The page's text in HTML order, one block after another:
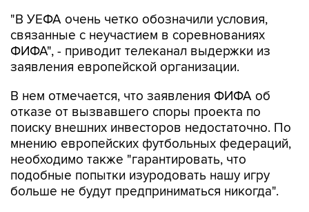
"В УЕФА очень четко обозначили условия,
связанные с неучастием в соревнованиях
ФИФА", - приводит телеканал выдержки из
заявления европейской организации.
В нем отмечается, что заявления ФИФА об
отказе от вызвавшего споры проекта по
поиску внешних инвесторов недостаточно. По
мнению европейских футбольных федераций,
необходимо также "гарантировать, что
подобные попытки изуродовать нашу игру
больше не будут предприниматься никогда".